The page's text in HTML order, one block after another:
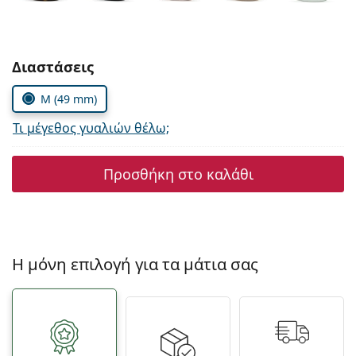
Συμπληρώστε τις παράμετρους
Διαστάσεις
M (49 mm)
Τι μέγεθος γυαλιών θέλω;
Προσθήκη στο καλάθι
Η μόνη επιλογή για τα μάτια σας